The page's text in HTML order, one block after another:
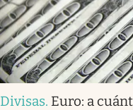
Divisas. Euro: a